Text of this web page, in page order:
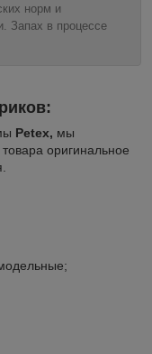
норм и
Запах в процессе
Petex, мы
оригинальное